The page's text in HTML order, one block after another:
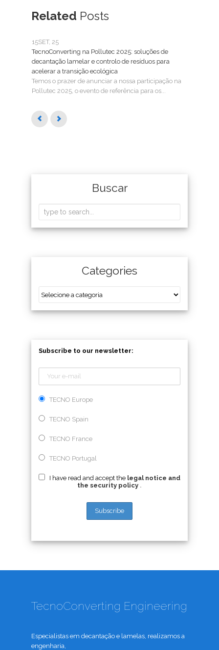
Related Posts
15SET, 25
TecnoConverting na Pollutec 2025: soluções de
decantação lamelar e controlo de resíduos para
acelerar a transição ecológica
Temos o prazer de anunciar a nossa participação na
Pollutec 2025, o evento de referência para os...
Buscar
Categories
Subscribe to our newsletter:
TECNO Europe
TECNO Spain
TECNO France
TECNO Portugal
I have read and accept the legal notice and
the security policy .
TecnoConverting Engineering
Especialistas em decantação e lamelas, realizamos a
engenharia,